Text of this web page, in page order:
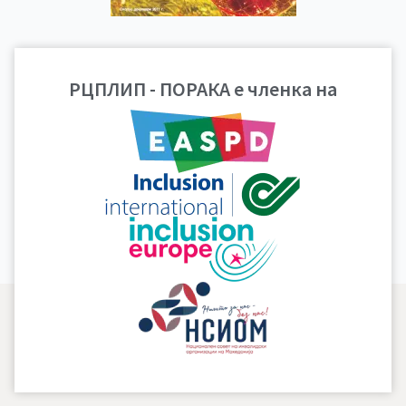
Гласило број 4, 2011
година
ПРЕВЗЕМИ
РЦПЛИП - ПОРАКА е членка на